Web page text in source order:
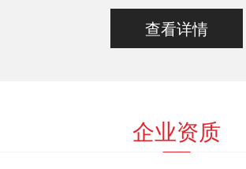
查看详情
企业资质